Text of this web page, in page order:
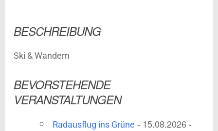
BESCHREIBUNG
Ski & Wandern
BEVORSTEHENDE
VERANSTALTUNGEN
Radausflug ins Grüne - 15.08.2026 -